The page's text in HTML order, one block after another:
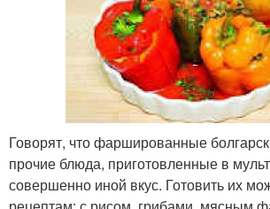
Говорят, что фаршированные
прочие блюда, приготовленные в
совершенно иной вкус. Готовить их